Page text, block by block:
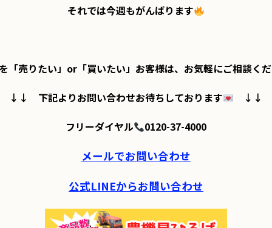
それでは今週もがんばります
「売りたい」or「買いたい」お客様は、お気軽にご相談く
↓↓　下記よりお問い合わせお待ちしております
↓↓
フリーダイヤル
0120-37-4000
メールでお問い合わせ
公式LINEからお問い合わせ